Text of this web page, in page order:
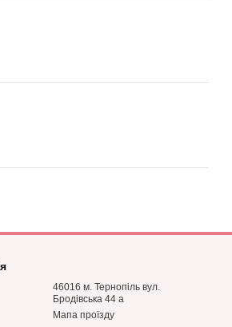
46016 м. Тернопіль вул.
Бродівська 44 а
Мапа проїзду